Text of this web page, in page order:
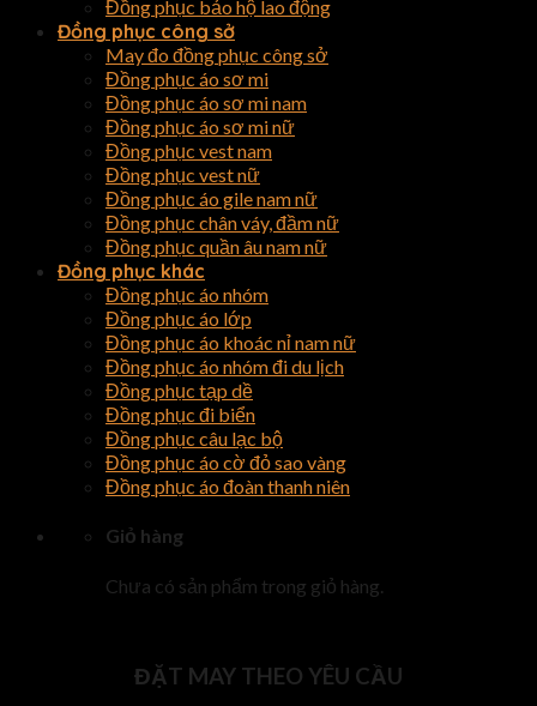
Đồng phục bảo hộ lao động
Đồng phục công sở
May đo đồng phục công sở
Đồng phục áo sơ mi
Đồng phục áo sơ mi nam
Đồng phục áo sơ mi nữ
Đồng phục vest nam
Đồng phục vest nữ
Đồng phục áo gile nam nữ
Đồng phục chân váy, đầm nữ
Đồng phục quần âu nam nữ
Đồng phục khác
Đồng phục áo nhóm
Đồng phục áo lớp
Đồng phục áo khoác nỉ nam nữ
Đồng phục áo nhóm đi du lịch
Đồng phục tạp dề
Đồng phục đi biển
Đồng phục câu lạc bộ
Đồng phục áo cờ đỏ sao vàng
Đồng phục áo đoàn thanh niên
Giỏ hàng
Chưa có sản phẩm trong giỏ hàng.
ĐẶT MAY THEO YÊU CẦU